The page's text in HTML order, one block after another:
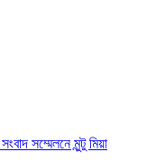
সম্মেলনে মুন্টু মিয়া